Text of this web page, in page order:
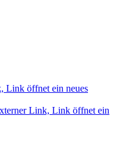
Link öffnet ein neues
Link, Link öffnet ein